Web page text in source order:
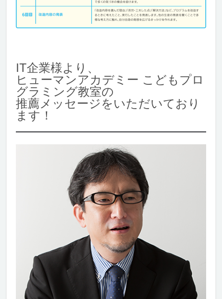
IT企業様より、
ヒューマンアカデミー こどもプロ
グラミング教室の
推薦メッセージをいただいており
ます！